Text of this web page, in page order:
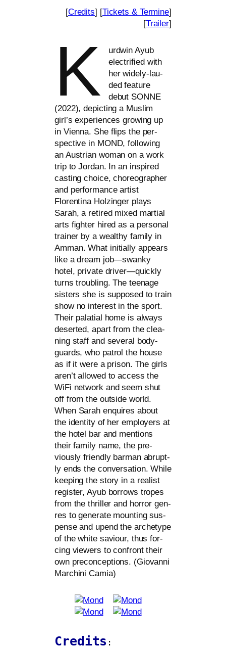
[Credits] [Tickets &Termine]
[Trailer]
K
urdwin Ayub
elec­triﬁed with
her wide­ly-lau­
ded fea­ture
debut SONNE
(2022), depic­ting a Muslim
girl’s expe­ri­en­ces gro­wing up
in Vienna. She ﬂips the per­
spec­ti­ve in MOND, fol­lo­wing
an Austrian woman on a work
trip to Jordan. In an inspi­red
cas­ting choice, cho­reo­grapher
and per­for­mance artist
Florentina Holzinger plays
Sarah, a reti­red mixed mar­ti­al
arts ﬁgh­ter hired as a per­so­nal
trai­ner by a wealt­hy fami­ly in
Amman. What initi­al­ly appears
like a dream job—swanky
hotel, pri­va­te driver—quickly
turns troubling. The teenage
sis­ters she is sup­po­sed to train
show no inte­rest in the sport.
Their pala­ti­al home is always
deser­ted, apart from the clea­
ning staff and seve­ral body­
guards, who pat­rol the house
as if it were a pri­son. The girls
aren’t allo­wed to access the
WiFi net­work and seem shut
off from the out­side world.
When Sarah enqui­res about
the iden­ti­ty of her employ­ers at
the hotel bar and men­ti­ons
their fami­ly name, the pre­
vious­ly fri­end­ly bar­man abrupt­
ly ends the con­ver­sa­ti­on. While
kee­ping the sto­ry in a rea­list
regis­ter, Ayub bor­rows tro­pes
from the thril­ler and hor­ror gen­
res to gene­ra­te moun­ting sus­
pen­se and upend the arche­ty­pe
of the white saviour, thus for­
cing view­ers to con­front their
own pre­con­cep­ti­ons. (Giovanni
Marchini Camia)
Credits :